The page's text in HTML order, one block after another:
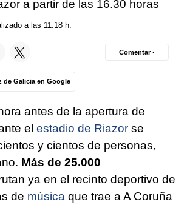
a partir de las 16.30 horas
a las 11:18 h.
de Galicia en Google
Comentar ·
antes de la apertura de
el estadio de Riazor se
y cientos de personas,
Más de 25.000
ya en el recinto deportivo de
de música que trae a A Coruña